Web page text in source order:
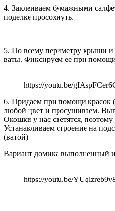
4. Заклеиваем бумажными
поделке просохнуть.
5. По всему периметру крыши
ваты. Фиксируем ее при
https://youtu.be/
6. Придаем при помощи красок
любой цвет и просушиваем.
Окошки у нас светятся,
Устанавливаем строение на
(ватой).
Вариант домика выполненный
https://youtu.be/